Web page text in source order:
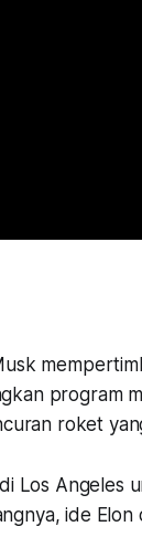
program
roket
Los Angeles
ide Elon